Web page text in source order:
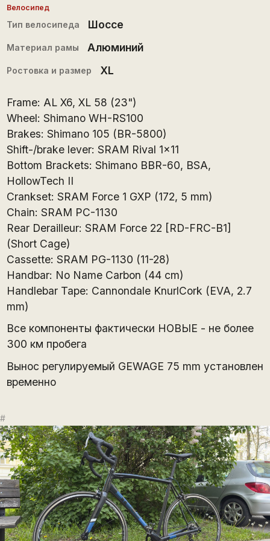
Велосипед
Тип велосипеда Шоссе
Материал рамы Алюминий
Ростовка и размер XL
Frame: AL X6, XL 58 (23")
Wheel: Shimano WH-RS100
Brakes: Shimano 105 (BR-5800)
Shift-/brake lever: SRAM Rival 1x11
Bottom Brackets: Shimano BBR-60, BSA,
HollowTech II
Crankset: SRAM Force 1 GXP (172, 5 mm)
Chain: SRAM PC-1130
Rear Derailleur: SRAM Force 22 [RD-FRC-B1]
(Short Cage)
Cassette: SRAM PG-1130 (11-28)
Handbar: No Name Carbon (44 cm)
Handlebar Tape: Cannondale KnurlCork (EVA, 2.7
mm)
Все компоненты фактически НОВЫЕ - не более
300 км пробега
Вынос регулируемый GEWAGE 75 mm установлен
временно
#